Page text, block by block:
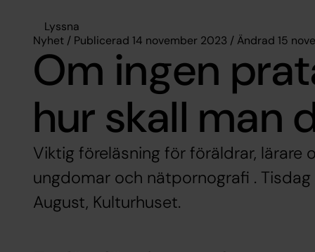
Lyssna
Nyhet / Publicerad 14 november 2023 / Ändrad 15
Om ingen
hur skall man
Viktig föreläsning för föräldrar, lärare
ungdomar och nätpornografi .
August, Kulturhuset.